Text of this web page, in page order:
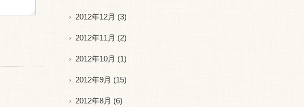
2012年12月 (3)
2012年11月 (2)
2012年10月 (1)
2012年9月 (15)
2012年8月 (6)